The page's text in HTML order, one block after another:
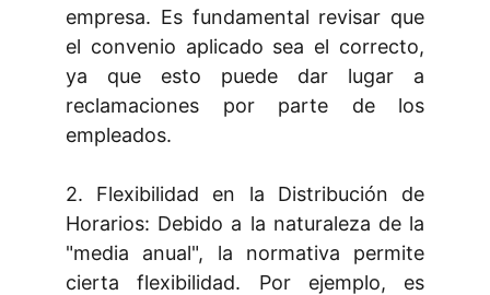
empresa. Es fundamental revisar que
el convenio aplicado sea el correcto,
ya que esto puede dar lugar a
reclamaciones por parte de los
empleados.
2. Flexibilidad en la Distribución de
Horarios: Debido a la naturaleza de la
"media anual", la normativa permite
cierta flexibilidad. Por ejemplo, es